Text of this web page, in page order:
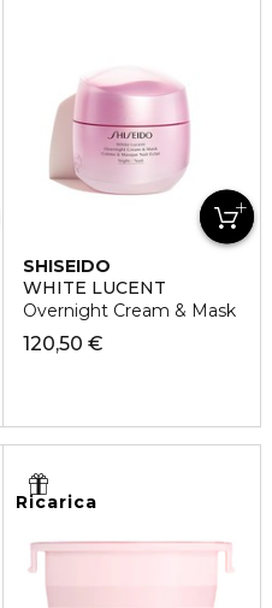
SHISEIDO
WHITE LUCENT
Overnight Cream & Mask
120,50 €
Ricarica